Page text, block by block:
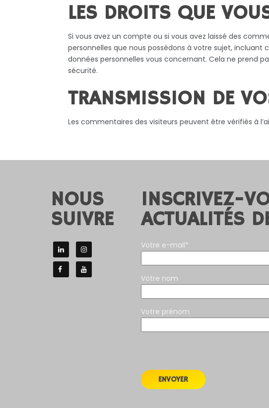
LES DROITS QUE
Si vous avez un compte ou si vous avez laissé des
personnelles que nous possédons à votre sujet, incluant
données personnelles vous concernant. Cela ne prend
sécurité.
TRANSMISSION DE
Les commentaires des visiteurs peuvent être vérifiés à
NOUS
SUIVRE
INSCRIVEZ-
ACTUALITÉS
Votre e-mail*
Votre nom
Votre prénom